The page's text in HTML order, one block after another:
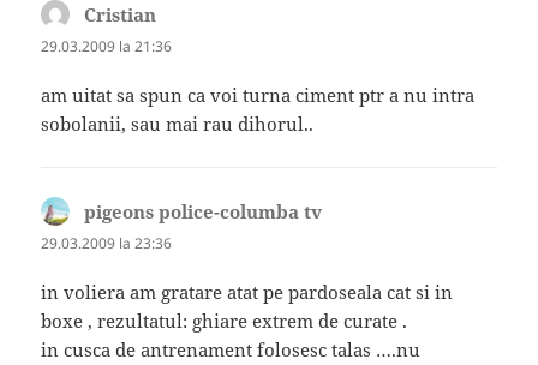
Cristian
29.03.2009 la 21:36
am uitat sa spun ca voi turna ciment ptr a nu intra
sobolanii, sau mai rau dihorul..
pigeons police-columba tv
29.03.2009 la 23:36
in voliera am gratare atat pe pardoseala cat si in
boxe , rezultatul: ghiare extrem de curate .
in cusca de antrenament folosesc talas ….nu